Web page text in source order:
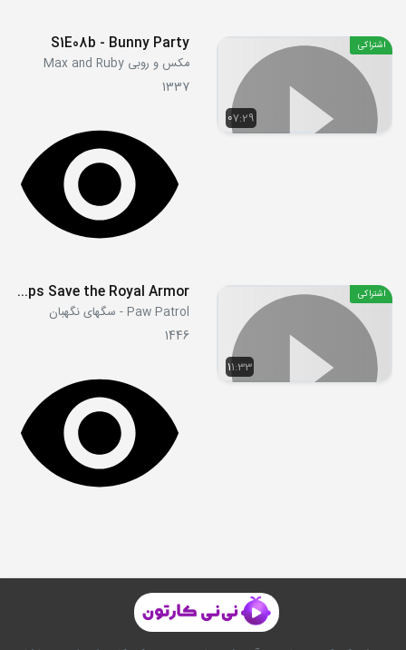
07:29
اشتراکی S1E08b - Bunny Party
مکس و روبی Max and Ruby
1337
11:33
اشتراکی S07E21b - Pups Save the Royal Armor
Paw Patrol - سگهای نگهبان
1446